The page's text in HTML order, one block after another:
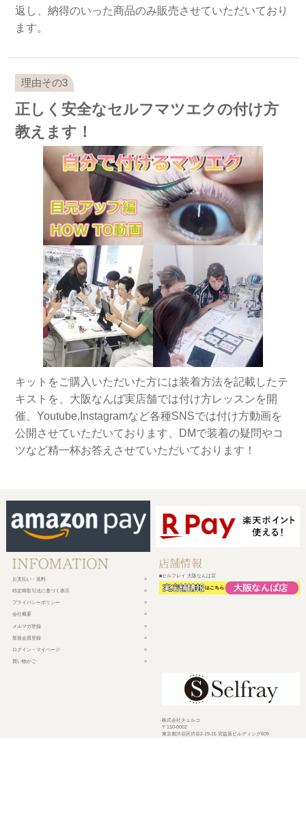
返し、納得のいった商品のみ販売させていただいており
ます。
正しく安全なセルフマツエクの付け方
教えます！
キットをご購入いただいた方には装着方法を記載したテ
キストを、大阪なんば実店舗では付け方レッスンを開
催、Youtube,Instagramなど各種SNSでは付け方動画を
公開させていただいております、DMで装着の疑問やコ
ツなど精一杯お答えさせていただいております！
お支払い・送料
特定商取引法に基づく表示
プライバシーポリシー
会社概要
メルマガ登録
新規会員登録
ログイン・マイページ
買い物かご
■セルフレイ 大阪なんば店
株式会社チェルコ
〒150-0002
東京都渋谷区渋谷2-19-15 宮益坂ビルディング609